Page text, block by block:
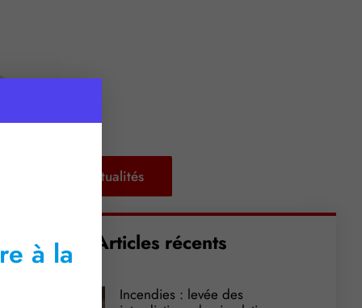
Retour aux actualités
Articles récents
Incendies : levée des
à la